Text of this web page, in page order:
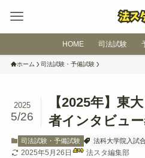
HOME 司法試験
ホーム 司法試験・予備試験
【2025年】東
者インタビュー
2025
5/26
司法試験・予備試験 法科大学院入試
2025年5月26日 法スタ編集部